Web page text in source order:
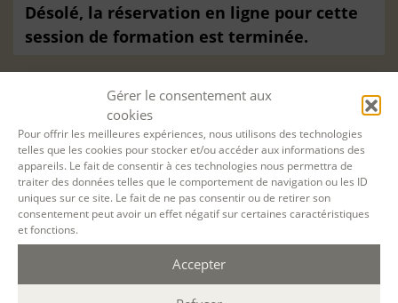
Gérer le consentement aux
cookies
Pour offrir les meilleures expériences, nous utilisons des technologies
telles que les cookies pour stocker et/ou accéder aux informations des
appareils. Le fait de consentir à ces technologies nous permettra de
traiter des données telles que le comportement de navigation ou les ID
uniques sur ce site. Le fait de ne pas consentir ou de retirer son
consentement peut avoir un effet négatif sur certaines caractéristiques
et fonctions.
Accepter
Désolé, la réservation en ligne pour cette
session de formation est terminée.